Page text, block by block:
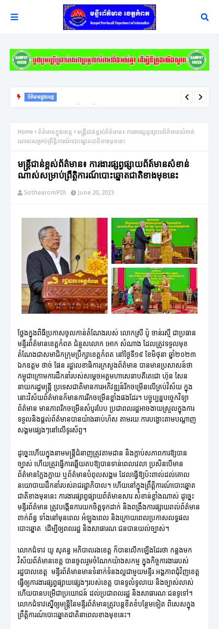
ព័ត៌មានក្នុងខេត្ត
Home ព័ត៌មានក្នុងខេត្ត
មន្រ្តី​ជាន់​ខ្ពស់​ព័ត៌​មាន៖ ការ​ងារ​ផ្សព្វ​ផ្សាយ​ព័ត៍​មាន​សំខាន់​
ណាស់​សម្រាប់​ព្រឹត្តិ​ការណ៍​បោះ​ឆ្នោត​ជាតិ​ខាង​មុខ​នេះ
មន្រ្តី​ជាន់​ខ្ពស់​ព័ត៌​មាន៖ ការ​ងារ​ផ្សព្វ​ផ្សាយ​ព័ត៍​មាន​សំខាន់​
ណាស់​សម្រាប់​ព្រឹត្តិ​ការណ៍​បោះ​ឆ្នោត​ជាតិ​ខាង​មុខ​នេះ
SothearomPDI June 20, 2023
ថ្លែងក្នុងពិធីប្រកាសចូលកាន់តំណែងរបស់ លោកស្រី ប៉ូ ចាន់រស្មី ជាប្រធាន
មន្ទីរព័ត៌មានខេត្តកំពត ជំនួសលោក អោក សំណាង ដែលត្រូវទទួលមុខ
តំណែងជាសមាជិកក្រុមប្រឹក្សាខេត្តកំពត នៅថ្ងៃទី១៩ ខែមិថុនា ឆ្នាំ២០២៣
ឯកឧត្តម ថាច់ ផែន រដ្ឋលេខាធិការក្រសួងព័ត៌មាន បានមានប្រសាសន៍ថា
កម្ពុជាក្រោមការដឹកនាំរបស់សម្តេចអគ្គមហាសេនាបតីតេជោ ហ៊ុន សែន
នាយករដ្ឋមន្ត្រី ប្រទេសជាតិមានការអភិវឌ្ឍន៍រីកចម្រើនលើគ្រប់វិស័យ ក្នុង
នោះវិស័យព័ត៌មានក៏មានការរីកចម្រើនខ្លាំងផងដែរ។ បច្ចុប្បន្នបច្ចេកវិទ្យា
ព័ត៌មាន មានភាពរីកចម្រើនសំបូរបែប ប្រជាពលរដ្ឋអាចងាយស្រួលក្នុងការ
ទទួលនិងផ្តល់ព័ត៌មានបានយ៉ាងឆាប់ហ័ស តាមរយៈការបង្ហោះតាមបណ្តាញ
សង្គមផ្សេងៗនៅលើទូរស័ព្ទ។
ដូច្នេះហើយក្នុងនាមមន្ត្រីជំនាញត្រូវតាមដាន និងក្តាប់សភាពការឱ្យបាន
ច្បាស់ ហើយត្រូវធ្វើការឆ្លើយតបឱ្យបានទាន់ពេលវេលា ប្រសិនបើមាន
ព័ត៌មានក្លែងក្លាយ ឬព័ត៌មានបំពុលសង្គម ដែលធ្វើឱ្យប៉ះពាល់ដល់គោល
នយោបាយដឹកនាំរបស់រាជរដ្ឋាភិបាល។ ហើយនៅក្នុងព្រឹត្តិការណ៍បោះឆ្នោត
ជាតិខាងមុននេះ ការងារផ្សាព្វផ្សាយព័ត៌មានសារៈសំខាន់ខ្លាំងណាស់ ដូច្នេះ
មន្ទីរព័ត៌មាន ត្រូវបង្កើនការយកចិត្តទុកដាក់ និងពង្រឹងការផ្សាយរាល់ព័ត៌មាន
ពាក់ព័ន្ធ ទាំងនៅមុនពេល អំឡុងពេល និងក្រោយពេលប្រកាសលទ្ធផល
បោះឆ្នោត ដើម្បីឲ្យពលរដ្ឋ និងសាធារណៈជនបានយល់ច្បាស់។
លោកជំទាវ យូ សុគន្ធ អភិបាលរងខេត្ត ក៏បានលើកឡើងដែរថា កន្លងមក
វិស័យព័ត៌មានខេត្ត បានចូលរួមចំណែកយ៉ាងសកម្ម ក្នុងកិច្ចការងាររបស់
រដ្ឋបាលខេត្ត មន្ទីរព័ត៌មានមានទំនាក់ទំនងល្អជាមួយមន្ទីរ អង្គភាពជុំវិញខេត្ត
ធ្វើឲ្យការងារផ្សព្វផ្សាយផ្សេងៗរបស់ខេត្ត បានទូលំទូលាយ និងច្បាស់លាស់
ហើយបានបម្រើជាប្រយោជន៍ ដល់ប្រជាពលរដ្ឋ និងសាធារណៈជនទូទៅ។
លោកជំទាវស្នើឲ្យមន្ត្រីនៃមន្ទីរព័ត៌មានត្រូវបន្តខិតខំបន្ថែមទៀត ពិសេសក្នុង
ព្រឹត្តិការណ៍បោះឆ្នោតជាតិនាពេលខាងមុខនេះ។